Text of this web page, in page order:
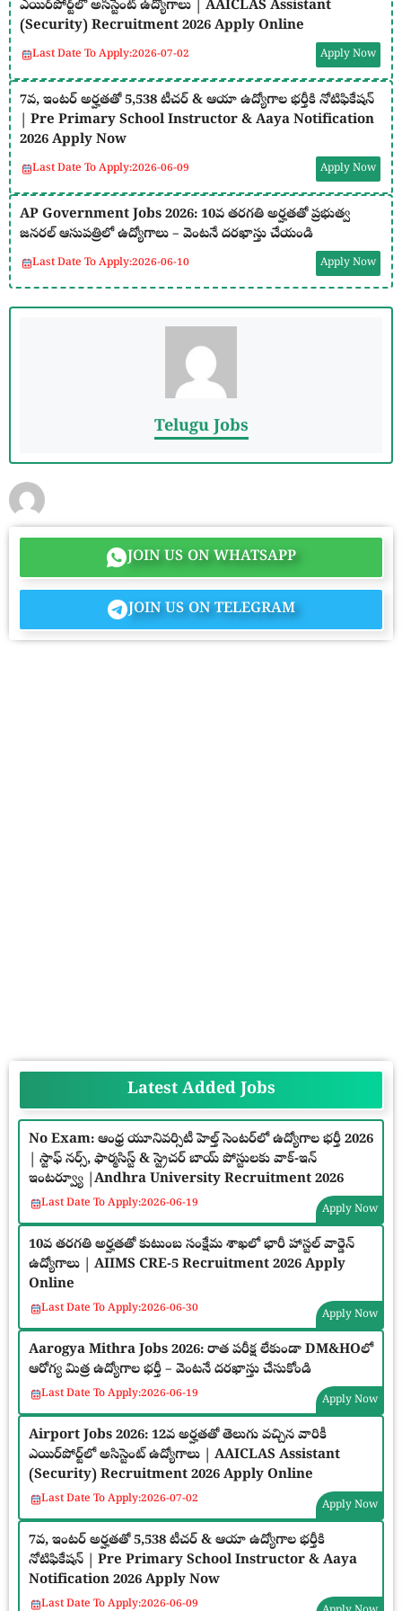
ఎయిర్‌పోర్ట్‌లో అసిస్టెంట్ ఉద్యోగాలు | AAICLAS Assistant
(Security) Recruitment 2026 Apply Online
Last Date To Apply:2026-07-02 Apply Now
7వ, ఇంటర్ అర్హతతో 5,538 టీచర్ & ఆయా ఉద్యోగాల భర్తీకి నోటిఫికేషన్
| Pre Primary School Instructor & Aaya Notification
2026 Apply Now
Last Date To Apply:2026-06-09 Apply Now
AP Government Jobs 2026: 10వ తరగతి అర్హతతో ప్రభుత్వ
జనరల్ ఆసుపత్రిలో ఉద్యోగాలు – వెంటనే దరఖాస్తు చేయండి
Last Date To Apply:2026-06-10 Apply Now
Telugu Jobs
JOIN US ON WHATSAPP
JOIN US ON TELEGRAM
Latest Added Jobs
No Exam: ఆంధ్ర యూనివర్సిటీ హెల్త్ సెంటర్‌లో ఉద్యోగాల భర్తీ 2026
| స్టాఫ్ నర్స్, ఫార్మసిస్ట్ & స్ట్రెచర్ బాయ్ పోస్టులకు వాక్-ఇన్
ఇంటర్వ్యూ |Andhra University Recruitment 2026
Last Date To Apply:2026-06-19 Apply Now
10వ తరగతి అర్హతతో కుటుంబ సంక్షేమ శాఖలో భారీ హాస్టల్ వార్డెన్
ఉద్యోగాలు | AIIMS CRE-5 Recruitment 2026 Apply
Online
Last Date To Apply:2026-06-30 Apply Now
Aarogya Mithra Jobs 2026: రాత పరీక్ష లేకుండా DM&HOలో
ఆరోగ్య మిత్ర ఉద్యోగాల భర్తీ – వెంటనే దరఖాస్తు చేసుకోండి
Last Date To Apply:2026-06-19 Apply Now
Airport Jobs 2026: 12వ అర్హతతో తెలుగు వచ్చిన వారికీ
ఎయిర్‌పోర్ట్‌లో అసిస్టెంట్ ఉద్యోగాలు | AAICLAS Assistant
(Security) Recruitment 2026 Apply Online
Last Date To Apply:2026-07-02 Apply Now
7వ, ఇంటర్ అర్హతతో 5,538 టీచర్ & ఆయా ఉద్యోగాల భర్తీకి
నోటిఫికేషన్ | Pre Primary School Instructor & Aaya
Notification 2026 Apply Now
Last Date To Apply:2026-06-09